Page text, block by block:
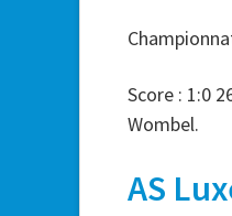
Score : 1:0
Wombel.
AS